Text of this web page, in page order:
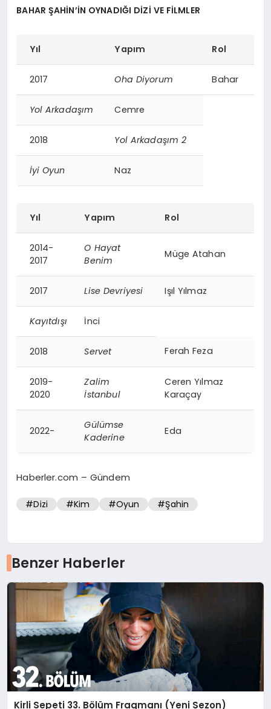
BAHAR ŞAHİN’İN OYNADIĞI DİZİ VE FİLMLER
Yıl Yapım Rol
2017 Oha Diyorum Bahar
Yol Arkadaşım Cemre
2018 Yol Arkadaşım 2
İyi Oyun Naz
Yıl Yapım Rol
2014-
2017
O Hayat
Benim
Müge Atahan
2017 Lise Devriyesi Işıl Yılmaz
Kayıtdışı İnci
2018 Servet Ferah Feza
2019-
2020
Zalim
İstanbul
Ceren Yılmaz
Karaçay
2022-
Gülümse
Kaderine
Eda
Haberler.com – Gündem
#Dizi #Kim #Oyun #Şahin
Benzer Haberler
Kirli Sepeti 33. Bölüm Fragmanı (Yeni Sezon)